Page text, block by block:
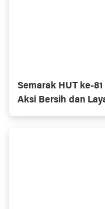
Semarak HUT ke-
Aksi Bersih dan